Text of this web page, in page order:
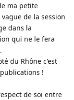
ma petite
de la session
dans la
qui ne le fera
du Rhône c'est
!
de soi entre